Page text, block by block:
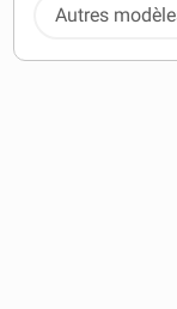
Autres
télécharger